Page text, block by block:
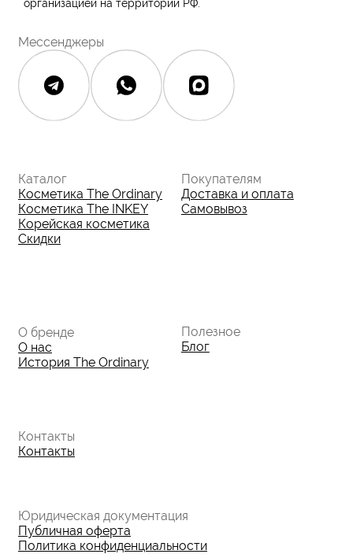
Юридическая документация
Публичная оферта
Политика конфиденциальности
Политика возврата и обмена
Контакты
Данные о компании
ИП Фомина Е.А.
ИНН: 370305605701
ОГРНИП:
325508100410286